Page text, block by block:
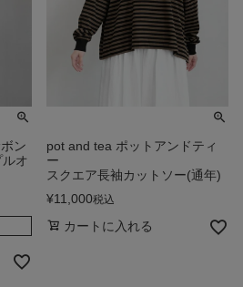
ン
オ
pot and tea ポットアンドティ
ー
スクエア長袖カットソー(通年)
¥11,000税込
カートに入れる